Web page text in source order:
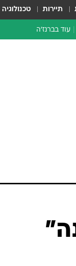
תיירות טכנולוגיה
עוד בברנז'ה